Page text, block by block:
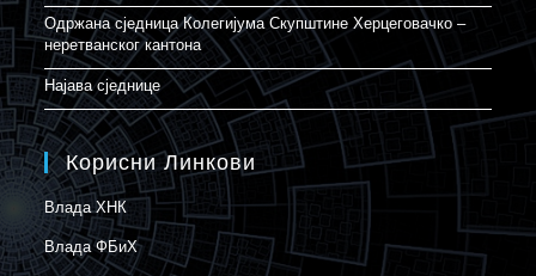
Одржана сједница Колегијума Скупштине Херцеговачко –
неретванског кантона
Најава сједнице
Корисни Линкови
Влада ХНК
Влада ФБиХ